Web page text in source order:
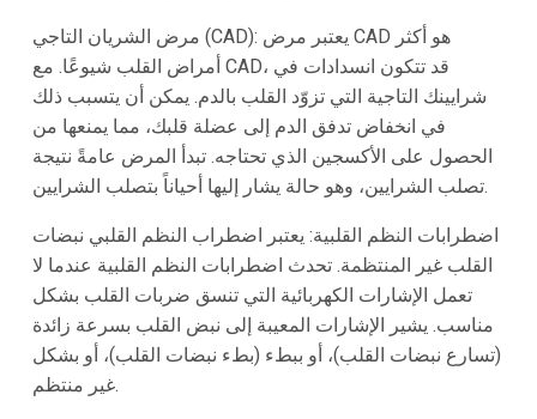
مرض الشريان التاجي (CAD): يعتبر مرض CAD هو أكثر
أمراض القلب شيوعًا. مع CAD، قد تتكون انسدادات في
شرايينك التاجية التي تزوّد القلب بالدم. يمكن أن يتسبب ذلك
في انخفاض تدفق الدم إلى عضلة قلبك، مما يمنعها من
الحصول على الأكسجين الذي تحتاجه. تبدأ المرض عامةً نتيجة
تصلب الشرايين، وهو حالة يشار إليها أحياناً بتصلب الشرايين.
اضطرابات النظم القلبية: يعتبر اضطراب النظم القلبي نبضات
القلب غير المنتظمة. تحدث اضطرابات النظم القلبية عندما لا
تعمل الإشارات الكهربائية التي تنسق ضربات القلب بشكل
مناسب. يشير الإشارات المعيبة إلى نبض القلب بسرعة زائدة
(تسارع نبضات القلب)، أو ببطء (بطء نبضات القلب)، أو بشكل
غير منتظم.